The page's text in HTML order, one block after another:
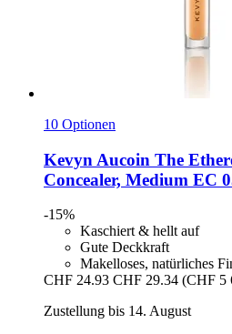
10 Optionen
Kevyn Aucoin The
Concealer, Medium EC
-15%
Kaschiert & hellt auf
Gute Deckkraft
Makelloses, natürliches
CHF 24.93 CHF 29.34 (CHF 5
Zustellung bis 14. August